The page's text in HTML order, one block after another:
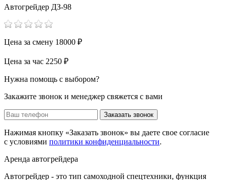
Автогрейдер ДЗ-98
Цена за смену 18000 ₽
Цена за час 2250 ₽
Нужна помощь с выбором?
Закажите звонок и менеджер свяжется с вами
Заказать звонок
Нажимая кнопку «Заказать звонок» вы даете свое согласие
с условиями политики конфиденциальности.
Аренда автогрейдера
Автогрейдер - это тип самоходной спецтехники, функция